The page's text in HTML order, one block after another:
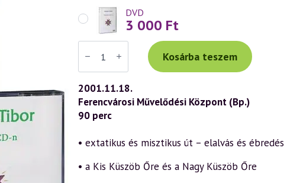
DVD
3 000 Ft
Váradi
Tibor
előadás
(219)
—
Köztes
lét
és
a
őrei
(2001.11.18.)
Kosárba teszem
2001.11.18.
Ferencvárosi Művelődési Központ (Bp.)
90 perc
• extatikus és misztikus út – elalvás és ébredés
• a Kis Küszöb Őre és a Nagy Küszöb Őre